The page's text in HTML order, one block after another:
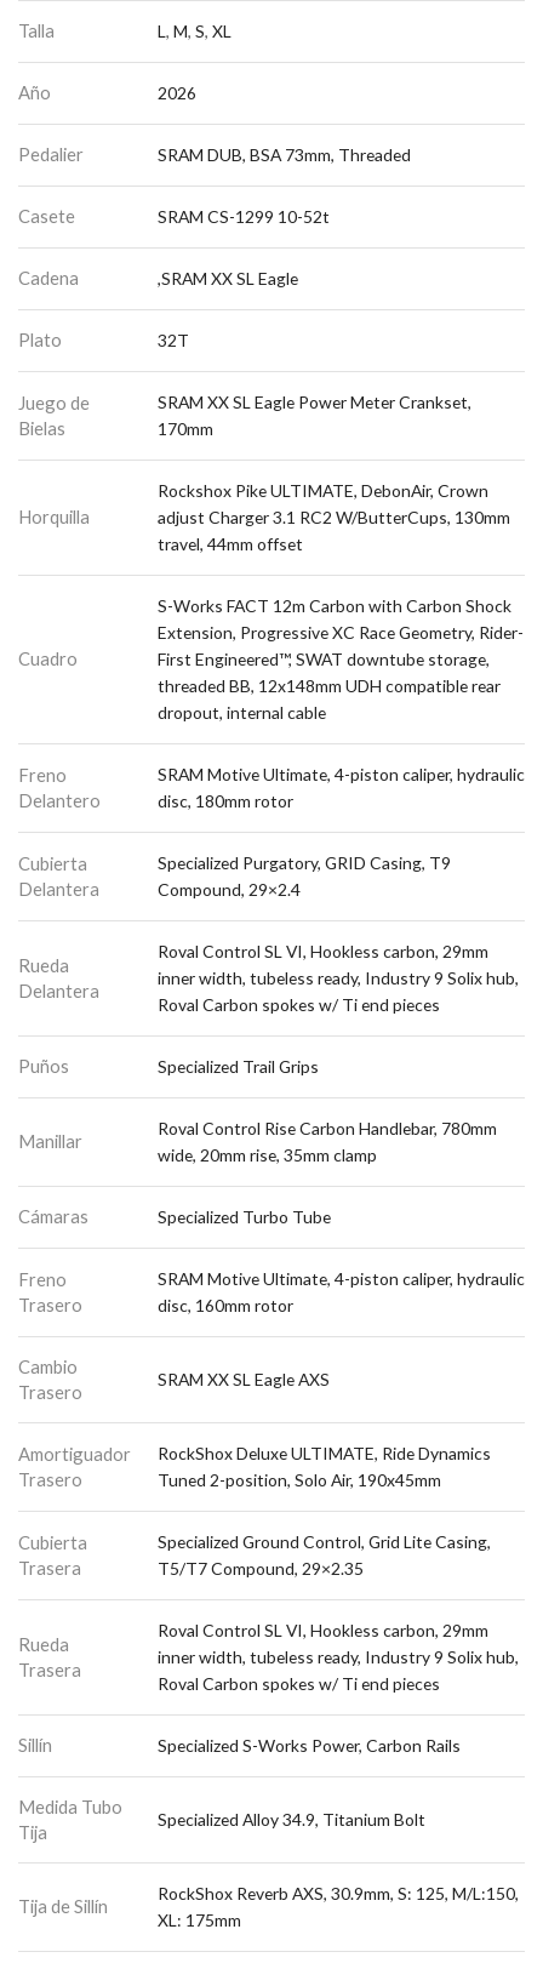
Talla L, M, S, XL
Año 2026
Pedalier SRAM DUB, BSA 73mm, Threaded
Casete SRAM CS-1299 10-52t
Cadena ,SRAM XX SL Eagle
Plato 32T
Juego de
Bielas
SRAM XX SL Eagle Power Meter Crankset,
170mm
Horquilla
Rockshox Pike ULTIMATE, DebonAir, Crown
adjust Charger 3.1 RC2 W/ButterCups, 130mm
travel, 44mm offset
Cuadro
S-Works FACT 12m Carbon with Carbon Shock
Extension, Progressive XC Race Geometry, Rider-
First Engineered™, SWAT downtube storage,
threaded BB, 12x148mm UDH compatible rear
dropout, internal cable
Freno
Delantero
SRAM Motive Ultimate, 4-piston caliper, hydraulic
disc, 180mm rotor
Cubierta
Delantera
Specialized Purgatory, GRID Casing, T9
Compound, 29×2.4
Rueda
Delantera
Roval Control SL VI, Hookless carbon, 29mm
inner width, tubeless ready, Industry 9 Solix hub,
Roval Carbon spokes w/ Ti end pieces
Puños Specialized Trail Grips
Manillar
Roval Control Rise Carbon Handlebar, 780mm
wide, 20mm rise, 35mm clamp
Cámaras Specialized Turbo Tube
Freno
Trasero
SRAM Motive Ultimate, 4-piston caliper, hydraulic
disc, 160mm rotor
Cambio
Trasero
SRAM XX SL Eagle AXS
Amortiguador
Trasero
RockShox Deluxe ULTIMATE, Ride Dynamics
Tuned 2-position, Solo Air, 190x45mm
Cubierta
Trasera
Specialized Ground Control, Grid Lite Casing,
T5/T7 Compound, 29×2.35
Rueda
Trasera
Roval Control SL VI, Hookless carbon, 29mm
inner width, tubeless ready, Industry 9 Solix hub,
Roval Carbon spokes w/ Ti end pieces
Sillín Specialized S-Works Power, Carbon Rails
Medida Tubo
Tija
Specialized Alloy 34.9, Titanium Bolt
Tija de Sillín
RockShox Reverb AXS, 30.9mm, S: 125, M/L:150,
XL: 175mm